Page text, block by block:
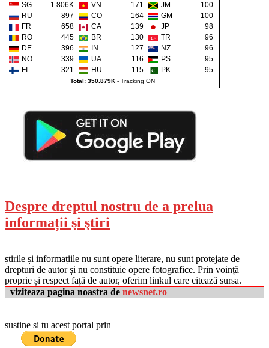
SG
1.806K VN 171 JM
100
RU
897 CO 164 GM
100
FR
658 CA 139 JP
98
RO
445 BR 130 TR
96
DE
396 IN 127 NZ
96
NO
339 UA 116 PS
95
FI
321 HU 115 PK 95
Total: 350.879K- Tracking ON
Despre dreptul nostru de a prelua
informații şi ştiri
știrile și informațiile nu sunt opere literare, nu sunt protejate de
drepturi de autor și nu constituie opere fotografice. Prin voință
proprie și respect față de autor, oferim linkul care citează sursa.
viziteaza pagina noastra de newsnet.ro
sustine si tu acest portal prin